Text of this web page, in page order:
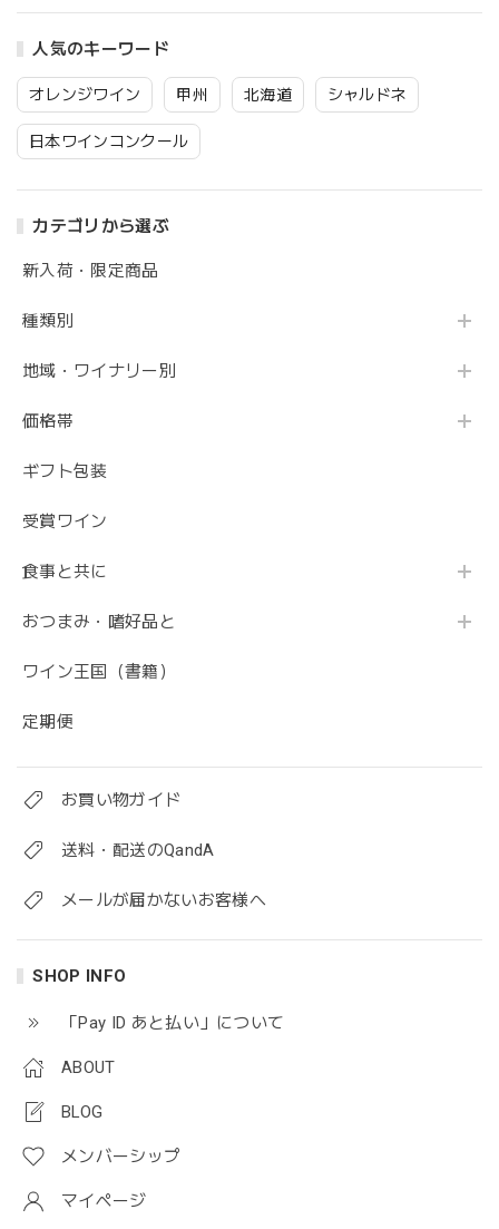
人気のキーワード
オレンジワイン 甲州 北海道 シャルドネ
日本ワインコンクール
カテゴリから選ぶ
新入荷・限定商品
種類別
地域・ワイナリー別
価格帯
ギフト包装
受賞ワイン
食事と共に
おつまみ・嗜好品と
ワイン王国（書籍）
定期便
お買い物ガイド
送料・配送のQandA
メールが届かないお客様へ
SHOP INFO
「Pay ID あと払い」について
ABOUT
BLOG
メンバーシップ
マイページ